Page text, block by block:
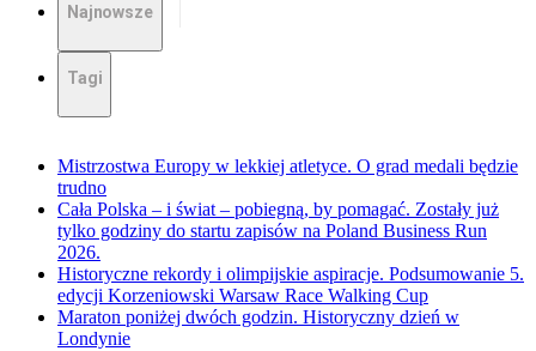
Najnowsze
Tagi
Mistrzostwa Europy w lekkiej atletyce. O grad medali będzie
trudno
Cała Polska – i świat – pobiegną, by pomagać. Zostały już
tylko godziny do startu zapisów na Poland Business Run
2026.
Historyczne rekordy i olimpijskie aspiracje. Podsumowanie 5.
edycji Korzeniowski Warsaw Race Walking Cup
Maraton poniżej dwóch godzin. Historyczny dzień w
Londynie